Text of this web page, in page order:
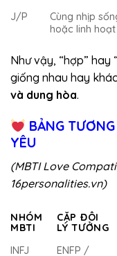
J/P
Cùng nhịp
hoặc linh hoạt
Như vậy, “hợp” hay
giống nhau hay
và dung hòa.
BẢNG
YÊU
(MBTI Love
16personalities.vn)
NHÓM
MBTI
CẶP ĐÔI
LÝ TƯỞNG
INFJ
ENFP /